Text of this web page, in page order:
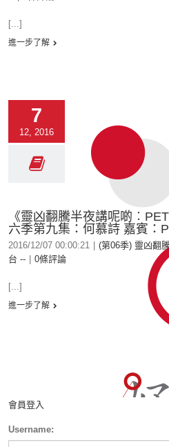
[...]
進一步了解
7
12, 2016
《靈凶翻騰半夜講呢啲
六季第九集：何慕詩 嘉賓：
2016/12/07 00:00:21 (第06季) 靈凶翻
台 --
0條評論
[...]
進一步了解
會員登入
Username: